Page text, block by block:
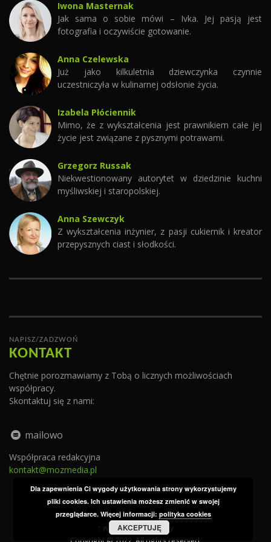
Iwona Masternak
Jak sama o sobie mówi – Ivka. Jej pasją jest
fotografia i oczywiście gotowanie.
Anna Czelewska
Już jako kilkuletnia dziewczynka czynnie
uczestniczyła w kulinarnej odsłonie życia.
Izabela Płóciennik
Mimo, że z wykształcenia jest prawnikiem całe jej
życie jest związane z pysznymi potrawami.
Grzegorz Russak
Niekwestionowany autorytet w dziedzinie kuchni
myśliwskiej i staropolskiej.
Anna Szewczyk
Z wykształcenia inżynier, z pasji cukiernik i kreator
przepysznych ciast i słodkości.
NAPISZ/ZADZWOŃ
KONTAKT
Chętnie porozmawiamy z Tobą o licznych możliwościach
współpracy.
Skontaktuj się z nami:
mailowo
Współpraca redakcyjna
kontakt@mozmedia.pl
↑ wróć do góry strony
Dla zapewnienia Ci wygody użytkowania strony wykorzystujemy
pliki cookies. Ich ustawienia możesz zmienić w swojej
przeglądarce. Więcej informacji: polityka cookies
AKCEPTUJĘ